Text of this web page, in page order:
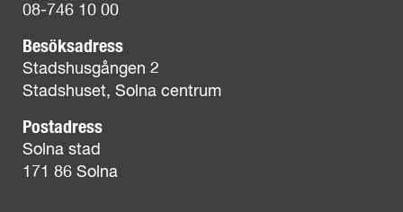
08-746 10 00
Besöksadress
Stadshusgången 2
Stadshuset, Solna centrum
Postadress
Solna stad
171 86 Solna